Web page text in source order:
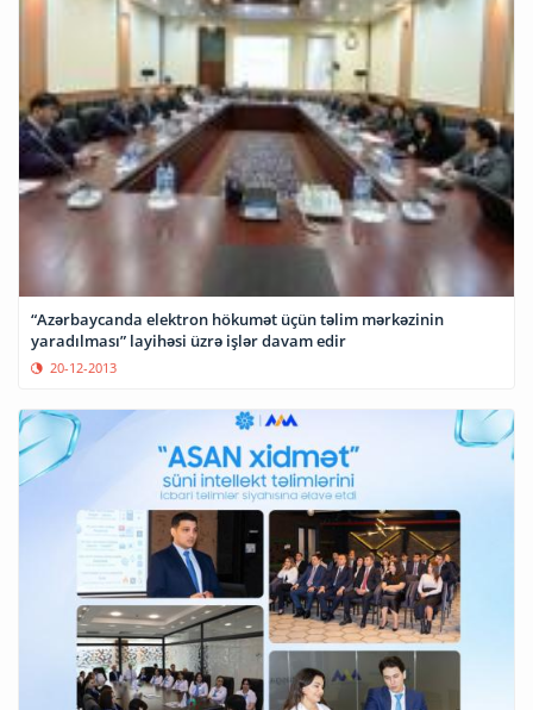
“Azərbaycanda elektron hökumət üçün təlim mərkəzinin
yaradılması” layihəsi üzrə işlər davam edir
20-12-2013